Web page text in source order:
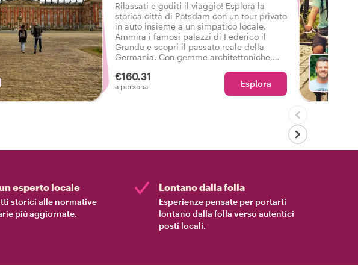
Rilassati e goditi il viaggio! Esplora la
storica città di Potsdam con un tour privato
in auto insieme a un simpatico locale.
Ammira i famosi palazzi di Federico il
Grande e scopri il passato reale della
Germania. Con gemme architettoniche,
questo tour in auto da Berlino a Potsdam è
un must.
€160.31
a persona Esplora
esperto locale
storici alle normative
più aggiornate.
Lontano dalla folla
Esperienze pensate per portarti
lontano dalla folla verso autentici
posti locali.